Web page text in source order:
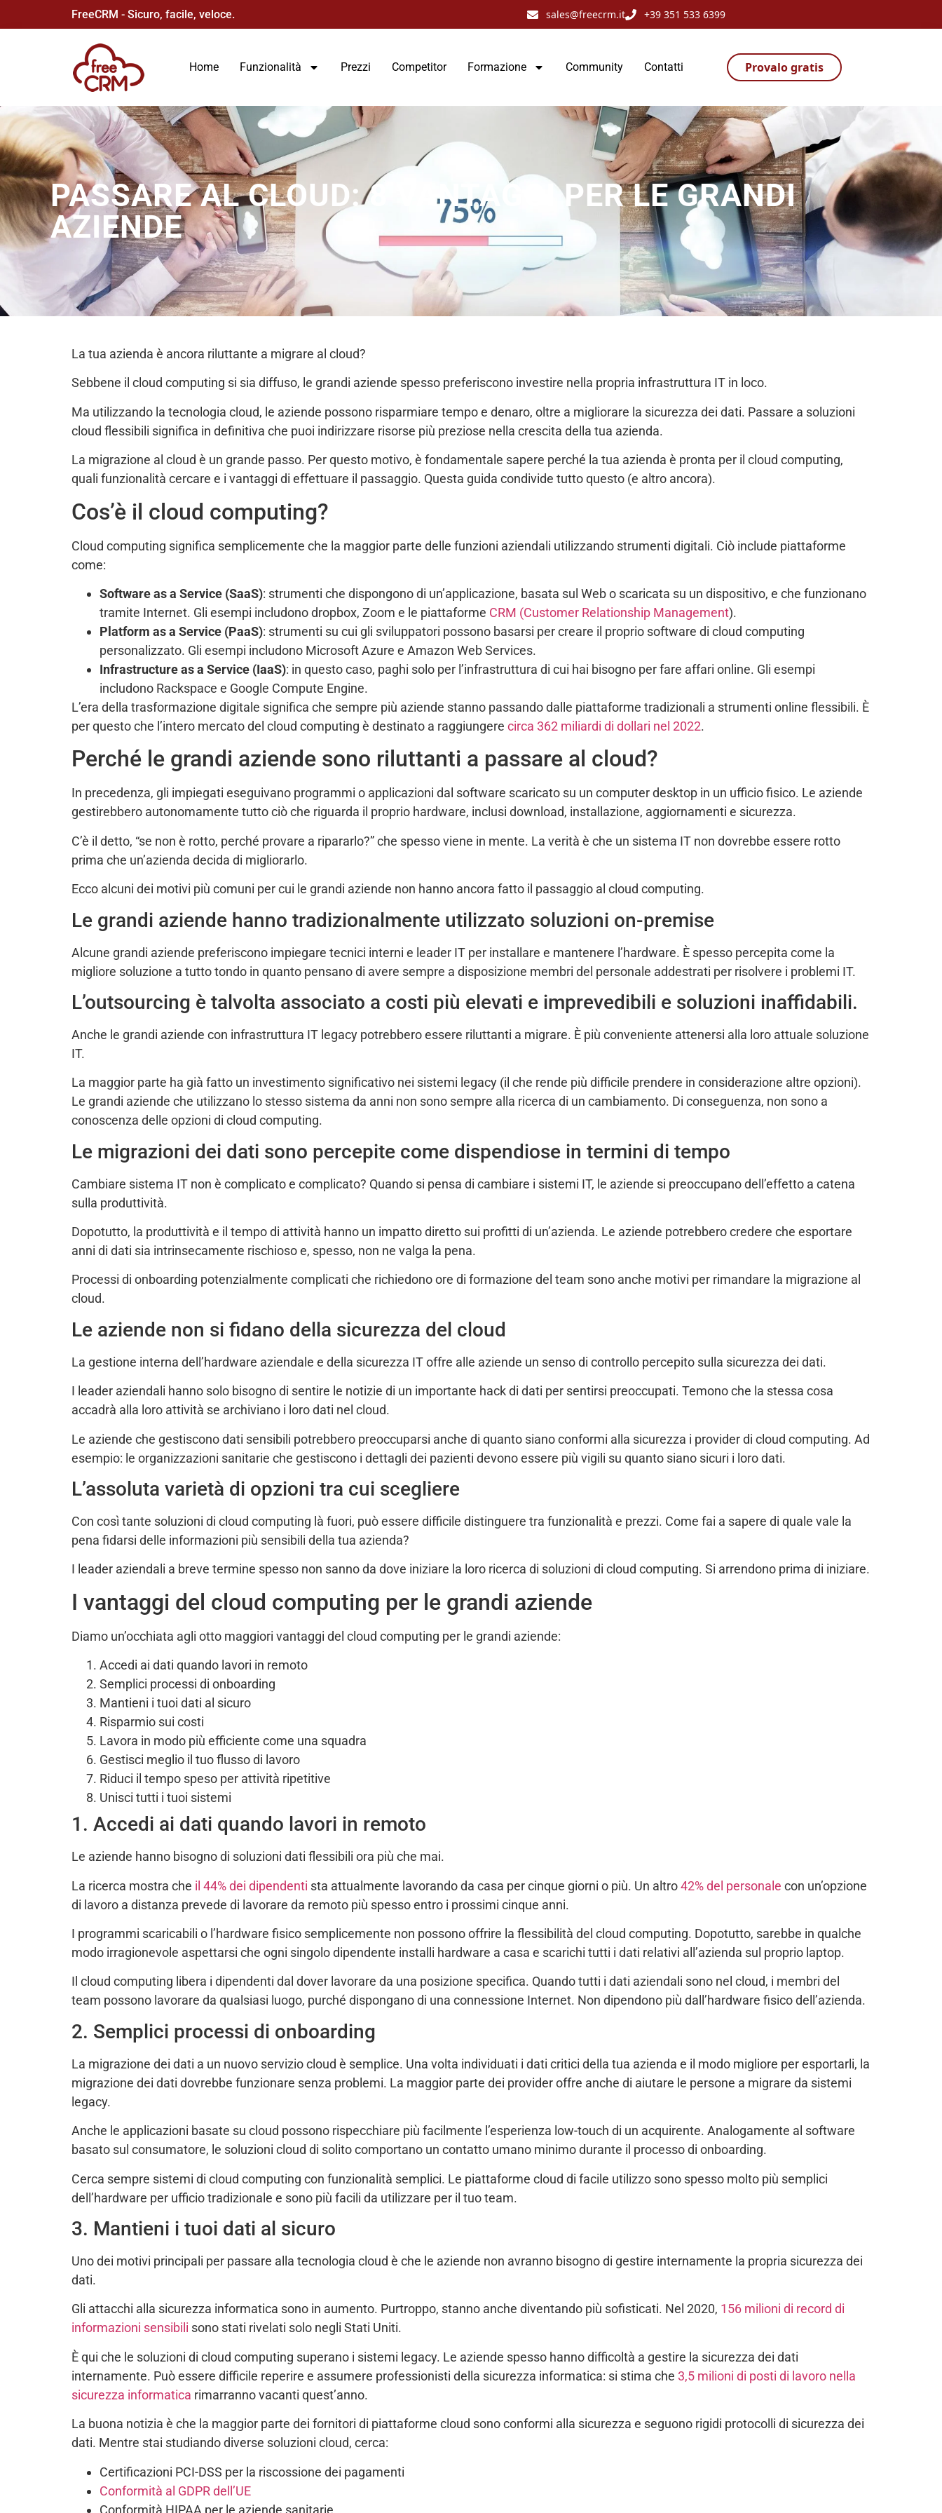
FreeCRM - Sicuro, facile, veloce. sales@freecrm.it +39 351 533 6399
Home Funzionalità Prezzi Competitor Formazione Community Contatti Provalo gratis
PASSARE AL CLOUD: 8 VANTAGGI PER LE GRANDI
AZIENDE
La tua azienda è ancora riluttante a migrare al cloud?
Sebbene il cloud computing si sia diffuso, le grandi aziende spesso preferiscono investire nella propria infrastruttura IT in loco.
Ma utilizzando la tecnologia cloud, le aziende possono risparmiare tempo e denaro, oltre a migliorare la sicurezza dei dati. Passare a soluzioni
cloud flessibili significa in definitiva che puoi indirizzare risorse più preziose nella crescita della tua azienda.
La migrazione al cloud è un grande passo. Per questo motivo, è fondamentale sapere perché la tua azienda è pronta per il cloud computing,
quali funzionalità cercare e i vantaggi di effettuare il passaggio. Questa guida condivide tutto questo (e altro ancora).
Cos’è il cloud computing?
Cloud computing significa semplicemente che la maggior parte delle funzioni aziendali utilizzando strumenti digitali. Ciò include piattaforme
come:
Software as a Service (SaaS): strumenti che dispongono di un’applicazione, basata sul Web o scaricata su un dispositivo, e che funzionano
tramite Internet. Gli esempi includono dropbox, Zoom e le piattaforme CRM (Customer Relationship Management).
Platform as a Service (PaaS): strumenti su cui gli sviluppatori possono basarsi per creare il proprio software di cloud computing
personalizzato. Gli esempi includono Microsoft Azure e Amazon Web Services.
Infrastructure as a Service (IaaS): in questo caso, paghi solo per l’infrastruttura di cui hai bisogno per fare affari online. Gli esempi
includono Rackspace e Google Compute Engine.
L’era della trasformazione digitale significa che sempre più aziende stanno passando dalle piattaforme tradizionali a strumenti online flessibili. È
per questo che l’intero mercato del cloud computing è destinato a raggiungere circa 362 miliardi di dollari nel 2022.
Perché le grandi aziende sono riluttanti a passare al cloud?
In precedenza, gli impiegati eseguivano programmi o applicazioni dal software scaricato su un computer desktop in un ufficio fisico. Le aziende
gestirebbero autonomamente tutto ciò che riguarda il proprio hardware, inclusi download, installazione, aggiornamenti e sicurezza.
C’è il detto, “se non è rotto, perché provare a ripararlo?” che spesso viene in mente. La verità è che un sistema IT non dovrebbe essere rotto
prima che un’azienda decida di migliorarlo.
Ecco alcuni dei motivi più comuni per cui le grandi aziende non hanno ancora fatto il passaggio al cloud computing.
Le grandi aziende hanno tradizionalmente utilizzato soluzioni on-premise
Alcune grandi aziende preferiscono impiegare tecnici interni e leader IT per installare e mantenere l’hardware. È spesso percepita come la
migliore soluzione a tutto tondo in quanto pensano di avere sempre a disposizione membri del personale addestrati per risolvere i problemi IT.
L’outsourcing è talvolta associato a costi più elevati e imprevedibili e soluzioni inaffidabili.
Anche le grandi aziende con infrastruttura IT legacy potrebbero essere riluttanti a migrare. È più conveniente attenersi alla loro attuale soluzione
IT.
La maggior parte ha già fatto un investimento significativo nei sistemi legacy (il che rende più difficile prendere in considerazione altre opzioni).
Le grandi aziende che utilizzano lo stesso sistema da anni non sono sempre alla ricerca di un cambiamento. Di conseguenza, non sono a
conoscenza delle opzioni di cloud computing.
Le migrazioni dei dati sono percepite come dispendiose in termini di tempo
Cambiare sistema IT non è complicato e complicato? Quando si pensa di cambiare i sistemi IT, le aziende si preoccupano dell’effetto a catena
sulla produttività.
Dopotutto, la produttività e il tempo di attività hanno un impatto diretto sui profitti di un’azienda. Le aziende potrebbero credere che esportare
anni di dati sia intrinsecamente rischioso e, spesso, non ne valga la pena.
Processi di onboarding potenzialmente complicati che richiedono ore di formazione del team sono anche motivi per rimandare la migrazione al
cloud.
Le aziende non si fidano della sicurezza del cloud
La gestione interna dell’hardware aziendale e della sicurezza IT offre alle aziende un senso di controllo percepito sulla sicurezza dei dati.
I leader aziendali hanno solo bisogno di sentire le notizie di un importante hack di dati per sentirsi preoccupati. Temono che la stessa cosa
accadrà alla loro attività se archiviano i loro dati nel cloud.
Le aziende che gestiscono dati sensibili potrebbero preoccuparsi anche di quanto siano conformi alla sicurezza i provider di cloud computing. Ad
esempio: le organizzazioni sanitarie che gestiscono i dettagli dei pazienti devono essere più vigili su quanto siano sicuri i loro dati.
L’assoluta varietà di opzioni tra cui scegliere
Con così tante soluzioni di cloud computing là fuori, può essere difficile distinguere tra funzionalità e prezzi. Come fai a sapere di quale vale la
pena fidarsi delle informazioni più sensibili della tua azienda?
I leader aziendali a breve termine spesso non sanno da dove iniziare la loro ricerca di soluzioni di cloud computing. Si arrendono prima di iniziare.
I vantaggi del cloud computing per le grandi aziende
Diamo un’occhiata agli otto maggiori vantaggi del cloud computing per le grandi aziende:
Accedi ai dati quando lavori in remoto
Semplici processi di onboarding
Mantieni i tuoi dati al sicuro
Risparmio sui costi
Lavora in modo più efficiente come una squadra
Gestisci meglio il tuo flusso di lavoro
Riduci il tempo speso per attività ripetitive
Unisci tutti i tuoi sistemi
1. Accedi ai dati quando lavori in remoto
Le aziende hanno bisogno di soluzioni dati flessibili ora più che mai.
La ricerca mostra che il 44% dei dipendenti sta attualmente lavorando da casa per cinque giorni o più. Un altro42% del personale con un’opzione
di lavoro a distanza prevede di lavorare da remoto più spesso entro i prossimi cinque anni.
I programmi scaricabili o l’hardware fisico semplicemente non possono offrire la flessibilità del cloud computing. Dopotutto, sarebbe in qualche
modo irragionevole aspettarsi che ogni singolo dipendente installi hardware a casa e scarichi tutti i dati relativi all’azienda sul proprio laptop.
Il cloud computing libera i dipendenti dal dover lavorare da una posizione specifica. Quando tutti i dati aziendali sono nel cloud, i membri del
team possono lavorare da qualsiasi luogo, purché dispongano di una connessione Internet. Non dipendono più dall’hardware fisico dell’azienda.
2. Semplici processi di onboarding
La migrazione dei dati a un nuovo servizio cloud è semplice. Una volta individuati i dati critici della tua azienda e il modo migliore per esportarli, la
migrazione dei dati dovrebbe funzionare senza problemi. La maggior parte dei provider offre anche di aiutare le persone a migrare da sistemi
legacy.
Anche le applicazioni basate su cloud possono rispecchiare più facilmente l’esperienza low-touch di un acquirente. Analogamente al software
basato sul consumatore, le soluzioni cloud di solito comportano un contatto umano minimo durante il processo di onboarding.
Cerca sempre sistemi di cloud computing con funzionalità semplici. Le piattaforme cloud di facile utilizzo sono spesso molto più semplici
dell’hardware per ufficio tradizionale e sono più facili da utilizzare per il tuo team.
3. Mantieni i tuoi dati al sicuro
Uno dei motivi principali per passare alla tecnologia cloud è che le aziende non avranno bisogno di gestire internamente la propria sicurezza dei
dati.
Gli attacchi alla sicurezza informatica sono in aumento. Purtroppo, stanno anche diventando più sofisticati. Nel 2020, 156 milioni di record di
informazioni sensibili sono stati rivelati solo negli Stati Uniti.
È qui che le soluzioni di cloud computing superano i sistemi legacy. Le aziende spesso hanno difficoltà a gestire la sicurezza dei dati
internamente. Può essere difficile reperire e assumere professionisti della sicurezza informatica: si stima che 3,5 milioni di posti di lavoro nella
sicurezza informatica rimarranno vacanti quest’anno.
La buona notizia è che la maggior parte dei fornitori di piattaforme cloud sono conformi alla sicurezza e seguono rigidi protocolli di sicurezza dei
dati. Mentre stai studiando diverse soluzioni cloud, cerca:
Certificazioni PCI-DSS per la riscossione dei pagamenti
Conformità al GDPR dell’UE
Conformità HIPAA per le aziende sanitarie